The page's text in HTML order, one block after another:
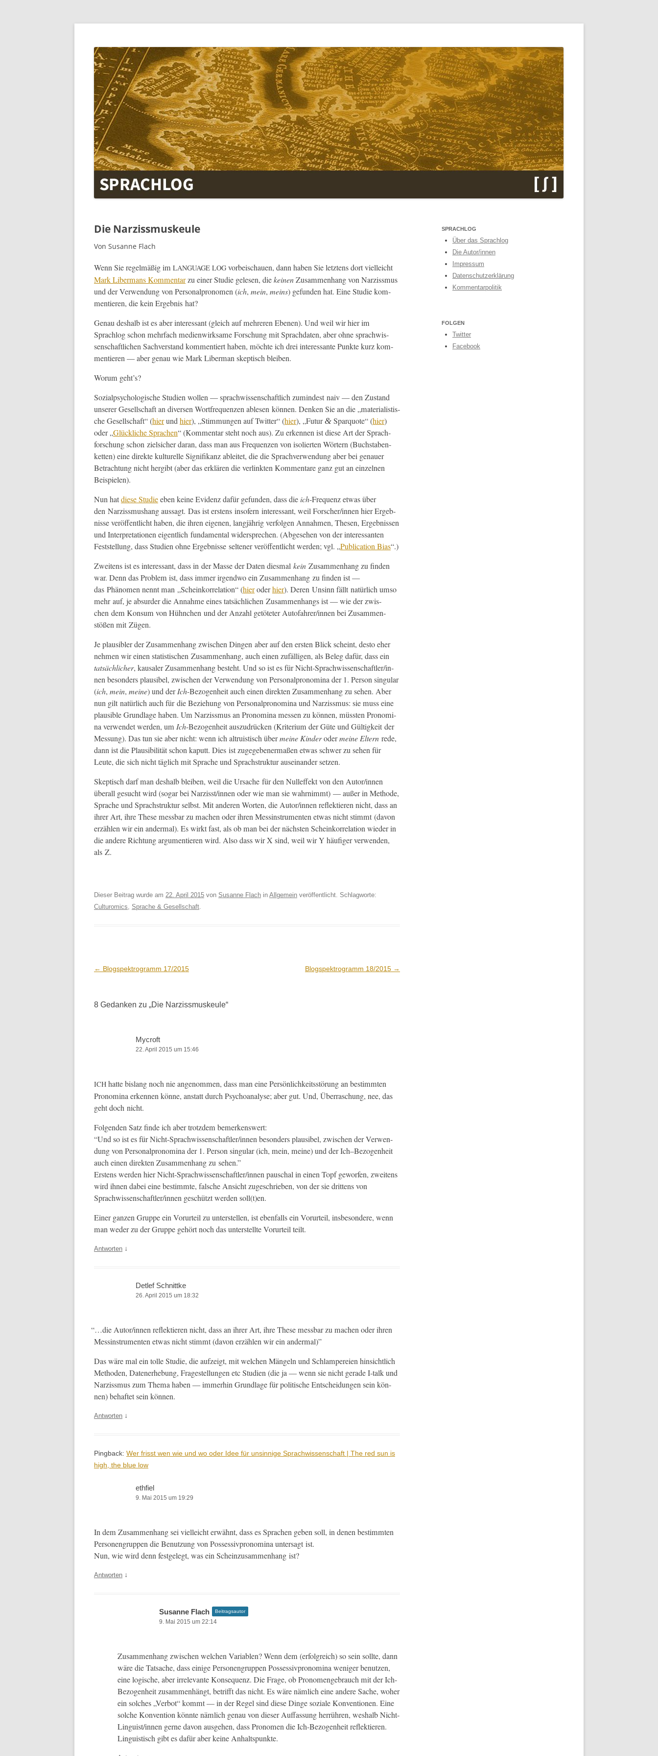
SPRACHLOG
Die Narzissmuskeule
Von Susanne Flach
Wenn Sie regelmäßig im LANGUAGE LOG vor­beis­chauen, dann haben Sie let­ztens dort vielle­icht
Mark Liber­mans Kom­men­tarzu ein­er Studie gele­sen, diekeinenZusam­men­hang von Narziss­mus
und der Ver­wen­dung von Per­son­al­pronomen (ich, mein, meins) gefun­den hat. Eine Studie kom­
men­tieren, die kein Ergeb­nis hat?
Genau deshalb ist es aber inter­es­sant (gle­ich auf mehreren Ebe­nen). Und weil wir hier im
Sprachlog schon mehrfach medi­en­wirk­same Forschung mit Sprach­dat­en, aber ohne sprach­wis­
senschaftlichen Sachver­stand kom­men­tiert haben, möchte ich drei inter­es­sante Punk­te kurz kom­
men­tieren — aber genau wie Mark Liber­man skep­tisch bleiben.
Worum geht’s?
Sozialpsy­chol­o­gis­che Stu­di­en wollen — sprach­wis­senschaftlich zumin­d­est naiv — den Zus­tand
unser­er Gesellschaft an diversen Wort­fre­quen­zen able­sen kön­nen. Denken Sie an die „mate­ri­al­is­tis­
che Gesellschaft“ (hierundhier), „Stim­mungen auf Twit­ter“ (hier), „Futur& Spar­quote“ (hier)
oder „Glück­liche Sprachen“ (Kom­men­tar ste­ht noch aus). Zu erken­nen ist diese Art der Sprach­
forschung schon ziel­sich­er daran, dass man aus Fre­quen­zen von isolierten Wörtern (Buch­staben­
ket­ten) eine direk­te kul­turelle Sig­nifikanz ableit­et, die die Sprachver­wen­dung aber bei genauer
Betra­ch­tung nicht hergibt (aber das erk­lären die ver­link­ten Kom­mentare ganz gut an einzel­nen
Beispielen).
Nun hatdiese Studieeben keine Evi­denz dafür gefun­den, dass die ich-Fre­quenz etwas über
den Narziss­mushang aus­sagt. Das ist erstens insofern inter­es­sant, weil Forscher/innen hier Ergeb­
nisse veröf­fentlicht haben, die ihren eige­nen, langjährig ver­fol­gen Annah­men, The­sen, Ergeb­nis­sen
und Inter­pre­ta­tio­nen eigentlich fun­da­men­tal wider­sprechen. (Abge­se­hen von der inter­es­san­ten
Fest­stel­lung, dass Stu­di­en ohne Ergeb­nisse sel­tener veröf­fentlicht wer­den; vgl. „Pub­li­ca­tion Bias“.)
Zweit­ens ist es inter­es­sant, dass in der Masse der Dat­en dies­mal kein Zusam­men­hang zu find­en
war. Denn das Prob­lem ist, dass immer irgend­wo ein Zusam­men­hang zu find­en ist —
das Phänomen nen­nt man „Scheinko­r­re­la­tion“ (hieroderhier). Deren Unsinn fällt natür­lich umso
mehr auf, je absur­der die Annahme eines tat­säch­lichen Zusam­men­hangs ist — wie der zwis­
chen dem Kon­sum von Hüh­nchen und der Anzahl getöteter Autofahrer/innen bei Zusam­men­
stößen mit Zügen.
Je plau­si­bler der Zusam­men­hang zwis­chen Din­gen aber auf den ersten Blick scheint, desto eher
nehmen wir einen sta­tis­tis­chen Zusam­men­hang, auch einen zufäl­li­gen, als Beleg dafür, dass ein
tat­säch­lich­er, kausaler Zusam­men­hang beste­ht. Und so ist es für Nicht-Sprach­wis­senschaftler/in­
nen beson­ders plau­si­bel, zwis­chen der Ver­wen­dung von Per­son­al­pronom­i­na der 1. Per­son sin­gu­lar
(ich, mein, meine) und derIch-Bezo­gen­heit auch einen direk­ten Zusam­men­hang zu sehen. Aber
nun gilt natür­lich auch für die Beziehung von Per­son­al­pronom­i­na und Narziss­mus: sie muss eine
plau­si­ble Grund­lage haben. Um Narziss­mus an Pronom­i­na messen zu kön­nen, müssten Pronom­i­
na ver­wen­det wer­den, um Ich-Bezo­gen­heit auszu­drück­en (Kri­teri­um der Güte und Gültigkeit der
Mes­sung). Das tun sie aber nicht: wenn ich altru­is­tisch übermeine Kinderodermeine Eltern rede,
dann ist die Plau­si­bil­ität schon kaputt. Dies ist zugegeben­er­maßen etwas schw­er zu sehen für
Leute, die sich nicht täglich mit Sprache und Sprach­struk­tur auseinan­der setzen.
Skep­tisch darf man deshalb bleiben, weil die Ursache für den Null­ef­fekt von den Autor/innen
über­all gesucht wird (sog­ar bei Narzisst/innen oder wie man sie wahrn­immt) — außer in Meth­ode,
Sprache und Sprach­struk­tur selb­st. Mit anderen Worten, die Autor/innen reflek­tieren nicht, dass an
ihrer Art, ihre These mess­bar zu machen oder ihren Messin­stru­menten etwas nicht stimmt (davon
erzählen wir ein ander­mal). Es wirkt fast, als ob man bei der näch­sten Scheinko­r­re­la­tion wieder in
die andere Rich­tung argu­men­tieren wird. Also dass wir X sind, weil wir Y häu­figer ver­wen­den,
als Z.
Dieser Beitrag wurde am 22. April 2015 von Susanne Flach in Allgemein veröffentlicht. Schlagworte:
Culturomics, Sprache & Gesellschaft.
Beitrags-
← Blogspektrogramm 17/2015 Blogspektrogramm 18/2015 →
8 Gedanken zu „Die Narzissmuskeule“
Mycroft
22. April 2015 um 15:46
ICH hat­te bis­lang noch nie angenom­men, dass man eine Per­sön­lichkeitsstörung an bes­timmten
Pronom­i­na erken­nen könne, anstatt durch Psy­cho­analyse; aber gut. Und, Über­raschung, nee, das
geht doch nicht.
Fol­gen­den Satz finde ich aber trotz­dem bemerkenswert:
“Und so ist es für Nicht-Sprach­wis­senschaftler/in­nen beson­ders plau­si­bel, zwis­chen der Ver­wen­
dung von Per­son­al­pronom­i­na der 1. Per­son sin­gu­lar (ich, mein, meine) und der Ich–Bezogenheit
auch einen direk­ten Zusam­men­hang zu sehen.”
Erstens wer­den hier Nicht-Sprach­wis­senschaftler/in­nen pauschal in einen Topf gewor­fen, zweit­ens
wird ihnen dabei eine bes­timmte, falsche Ansicht zugeschrieben, von der sie drit­tens von
Sprachwissenschaftler/innen geschützt wer­den soll(t)en.
Ein­er ganzen Gruppe ein Vorurteil zu unter­stellen, ist eben­falls ein Vorurteil, ins­beson­dere, wenn
man wed­er zu der Gruppe gehört noch das unter­stellte Vorurteil teilt.
Antworten ↓
Detlef Schnittke
26. April 2015 um 18:32
“…die Autor/innen reflek­tieren nicht, dass an ihrer Art, ihre These mess­bar zu machen oder ihren
Messin­stru­menten etwas nicht stimmt (davon erzählen wir ein andermal)”
Das wäre mal ein tolle Studie, die aufzeigt, mit welchen Män­geln und Schlam­pereien hin­sichtlich
Meth­o­d­en, Daten­er­he­bung, Fragestel­lun­gen etc Stu­di­en (die ja — wenn sie nicht ger­ade I‑talk und
Narziss­mus zum The­ma haben — immer­hin Grund­lage für poli­tis­che Entschei­dun­gen sein kön­
nen) behaftet sein können.
Antworten ↓
Pingback: Wer frisst wen wie und wo oder Idee für unsinnige Sprachwissenschaft | The red sun is
high, the blue low
ethfiel
9. Mai 2015 um 19:29
In dem Zusam­men­hang sei vielle­icht erwäh­nt, dass es Sprachen geben soll, in denen bes­timmten
Per­so­n­en­grup­pen die Benutzung von Pos­ses­sivpronom­i­na unter­sagt ist.
Nun, wie wird denn fest­gelegt, was ein Scheinzusam­men­hang ist?
Antworten ↓
Susanne Flach Beitragsautor
9. Mai 2015 um 22:14
Zusam­men­hang zwis­chen welchen Vari­ablen? Wenn dem (erfol­gre­ich) so sein sollte, dann
wäre die Tat­sache, dass einige Per­so­n­en­grup­pen Pos­ses­sivpronom­i­na weniger benutzen,
eine logis­che, aber irrel­e­vante Kon­se­quenz. Die Frage, ob Pronomenge­brauch mit der Ich-
Bezo­gen­heit zusam­men­hängt, bet­rifft das nicht. Es wäre näm­lich eine andere Sache, woher
ein solch­es „Ver­bot“ kommt — in der Regel sind diese Dinge soziale Kon­ven­tio­nen. Eine
solche Kon­ven­tion kön­nte näm­lich genau von dieser Auf­fas­sung her­rühren, weshalb Nicht-
Lin­guist/in­nen gerne davon aus­ge­hen, dass Pronomen die Ich-Bezo­gen­heit reflek­tieren.
Lin­guis­tisch gibt es dafür aber keine Anhaltspunkte.
SPRACHLOG
Über das Sprachlog
Die Autor/innen
Impressum
Datenschutzerklärung
Kommentarpolitik
FOLGEN
Twitter
Facebook